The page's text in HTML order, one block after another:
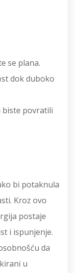
se plana.
dok duboko
biste povratili
bi potaknula
Kroz ovo
postaje
i ispunjenje.
da
u